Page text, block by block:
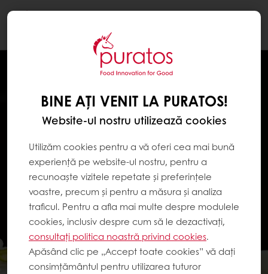
BINE AȚI VENIT LA PURATOS!
Website-ul nostru utilizează cookies
Utilizăm cookies pentru a vă oferi cea mai bună
experiență pe website-ul nostru, pentru a
recunoaște vizitele repetate și preferințele
voastre, precum și pentru a măsura și analiza
traficul. Pentru a afla mai multe despre modulele
cookies, inclusiv despre cum să le dezactivați,
consultați politica noastră privind cookies.
Apăsând clic pe „Accept toate cookies” vă dați
consimțământul pentru utilizarea tuturor